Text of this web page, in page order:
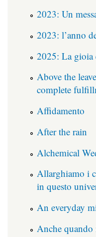
2023: Un
2023: l’anno
2025: La gioia
Above the
complete
Affidamento
After the rain
Alchemical
Allarghiamo i
in questo
An everyday
Anche quando